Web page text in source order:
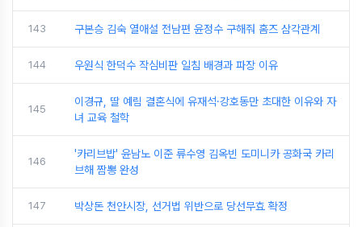
143 구본승 김숙 열애설 전남편 윤정수 구해줘 홈즈 삼각관계
144 우원식 한덕수 작심비판 일침 배경과 파장 이유
145
이경규, 딸 예림 결혼식에 유재석·강호동만 초대한 이유와 자
녀 교육 철학
146
'카리브밥' 윤남노 이준 류수영 김옥빈 도미니카 공화국 카리
브해 짬뽕 완성
147 박상돈 천안시장, 선거법 위반으로 당선무효 확정